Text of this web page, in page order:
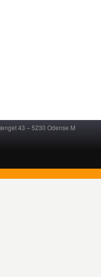
43 – 5230 Odense M